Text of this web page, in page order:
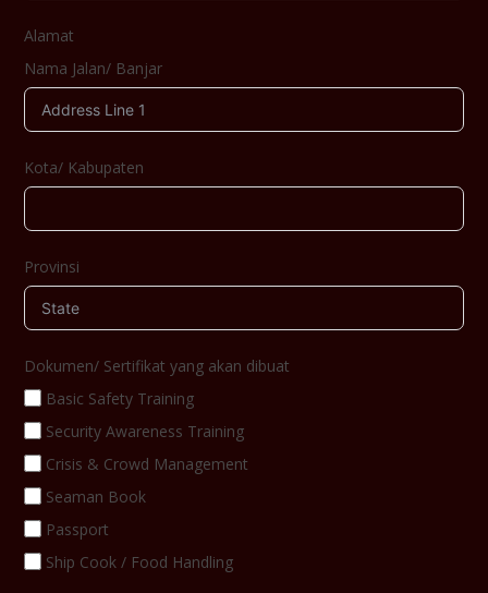
Alamat
Nama Jalan/ Banjar
Kota/ Kabupaten
Provinsi
Dokumen/ Sertifikat yang akan dibuat
Basic Safety Training
Security Awareness Training
Crisis & Crowd Management
Seaman Book
Passport
Ship Cook / Food Handling